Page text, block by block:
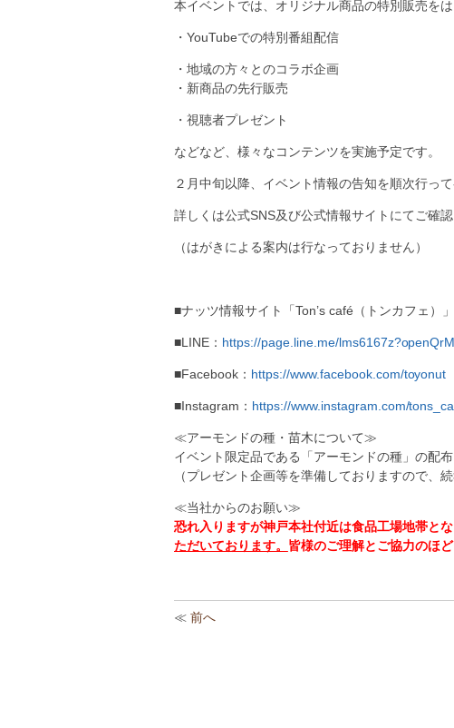
本イベントでは、オリジナル商品の特別販売をは
・YouTubeでの特別番組配信
・地域の方々とのコラボ企画
・新商品の先行販売
・視聴者プレゼント
などなど、様々なコンテンツを実施予定です。
２月中旬以降、イベント情報の告知を順次行って
詳しくは公式SNS及び公式情報サイトにてご確認
（はがきによる案内は行なっておりません）
■ナッツ情報サイト「Ton’s café（トンカフェ）」
■LINE： https://page.line.me/
■Facebook： https://www.facebook.com/toyonut
■Instagram： https://www.instagram.com/
≪アーモンドの種・苗木について≫
イベント限定品である「アーモンドの種」の配
（プレゼント企画等を準備しておりますので、
≪当社からのお願い≫
恐れ入りますが神戸本社付近は食品工場地帯とな
ただいております。 皆様のご理解とご協力のほ
≪ 前へ